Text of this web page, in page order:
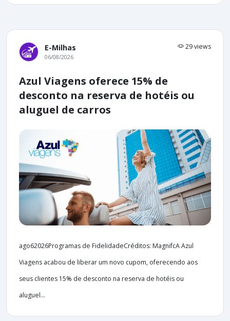
E-Milhas 29 views
06/08/2026
Azul Viagens oferece 15% de
desconto na reserva de hotéis ou
aluguel de carros
ago62026Programas de FidelidadeCréditos: MagnifcA Azul
Viagens acabou de liberar um novo cupom, oferecendo aos
seus clientes 15% de desconto na reserva de hotéis ou
aluguel...